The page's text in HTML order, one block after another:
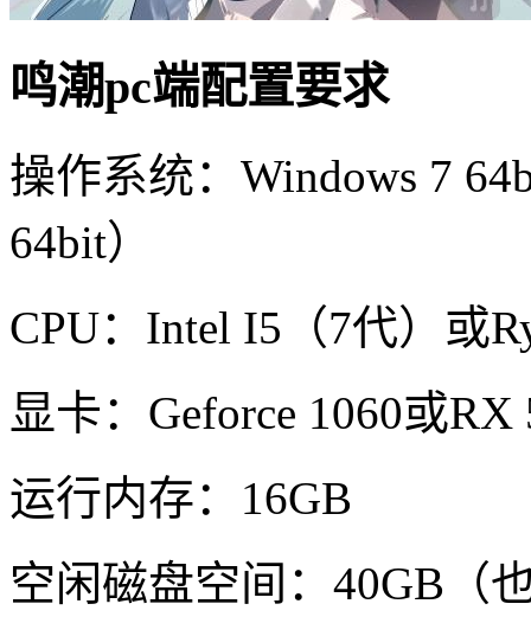
鸣潮pc端配置要求
操作系统：Windows 7
64bit）
CPU：Intel I5（7代）或
显卡：Geforce 1060或RX
运行内存：16GB
空闲磁盘空间：40GB（